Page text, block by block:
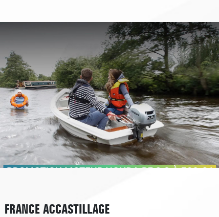
PROMOTION MOTEUR HONDA BF 2.3 À 799 € !
FRANCE ACCASTILLAGE